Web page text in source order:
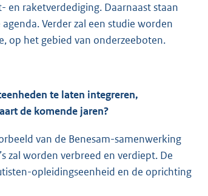
en raketverdediging. Daarnaast staan
Verder zal een studie worden
op het gebied van onderzeeboten.
te laten integreren,
de komende jaren?
van de Benesam-samenwerking
zal worden verbreed en verdiept. De
opleidingseenheid en de oprichting